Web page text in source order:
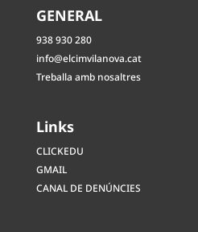
GENERAL
938 930 280
info@elcimvilanova.cat
Treballa amb nosaltres
Links
CLICKEDU
GMAIL
CANAL DE DENÚNCIES